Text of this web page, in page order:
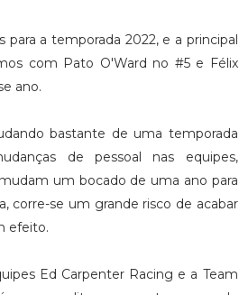
a temporada 2022, e a principal
com Pato O'Ward no #5 e Félix
ano.
bastante de uma temporada
de pessoal nas equipes,
um bocado de uma ano para
corre-se um grande risco de acabar
efeito.
Ed Carpenter Racing e a Team